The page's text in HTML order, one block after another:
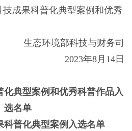
成果科普化典型案例和优秀
生态环境部科技与财务司
2023年8月14日
化典型案例和优秀科普作品入
选名单
科普化典型案例入选名单